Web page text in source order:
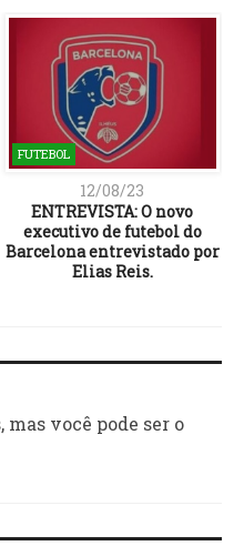
FUTEBOL
12/08/23
ENTREVISTA: O novo
executivo de futebol do
Barcelona entrevistado por
Elias Reis.
você pode ser o